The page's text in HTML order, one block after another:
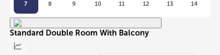
7 8 9 10 11 12 13 14
Standard Double Room With Balcony